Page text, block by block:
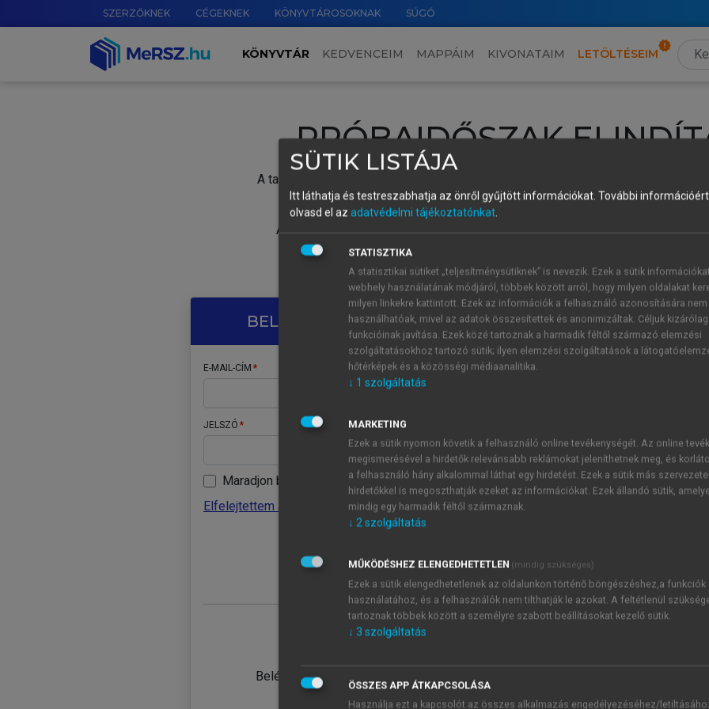
SZERZŐKNEK CÉGEKNEK KÖNYVTÁROSOKNAK SÚGÓ
KÖNYVTÁR KEDVENCEIM MAPPÁIM KIVONATAIM LETÖLTÉSEIM
PRÓBAIDŐSZAK
A tartalom megtekintéséhez lépj be a saját fiókoddal, iskolai azonosítóddal vagy
Új felhasználóként1 óra díjmentes hozzáférésrevagy
A próbaidőszak elindításához,
vagy hozz
A regisztráció után a
BELÉPÉS SAJÁT FIÓKKAL
E-MAIL-CÍM
JELSZÓ
Maradjon belépve
Elfelejtettem a jelszavamat
Belépés intézményi azonosítóval
ÚJ FIÓK
1 óra
JELSZÓ
Kérek értesítést a MeRSZ
Kérek értesítést az
SÜTIK LISTÁJA
Itt láthatja és testreszabhatja az önről gyűjtött információkat. További
olvasd el az adatvédelmi tájékoztatónkat.
STATISZTIKA
A statisztikai sütiket „teljesítménysütiknek” is nevezik. Ezek a sütik
webhely használatának módjáról, többek között arról, hogy milyen oldalakat
milyen linkekre kattintott. Ezek az információk a felhasználó azonosítására nem
használhatóak, mivel az adatok összesítettek és anonimizáltak. Céljuk
funkcióinak javítása. Ezek közé tartoznak a harmadik féltől származó elemzési
szolgáltatásokhoz tartozó sütik; ilyen elemzési szolgáltatások a
hőtérképek és a közösségi médiaanalitika.
↓ 1 szolgáltatás
MARKETING
Ezek a sütik nyomon követik a felhasználó online tevékenységét. Az online
megismerésével a hirdetők relevánsabb reklámokat jeleníthetnek meg, és
a felhasználó hány alkalommal láthat egy hirdetést. Ezek a sütik más
hirdetőkkel is megoszthatják ezeket az információkat. Ezek állandó sütik,
mindig egy harmadik féltől származnak.
↓ 2szolgáltatás
MŰKÖDÉSHEZ ELENGEDHETETLEN (mindig szükséges)
Ezek a sütik elengedhetetlenek az oldalunkon történő böngészéshez,a funkciók
használatához, és a felhasználók nem tilthatják le azokat. A feltétlenül
tartoznak többek között a személyre szabott beállításokat kezelő sütik.
↓ 3 szolgáltatás
ÖSSZES APP ÁTKAPCSOLÁSA
Használja ezt a kapcsolót az összes alkalmazás engedélyezéséhez/